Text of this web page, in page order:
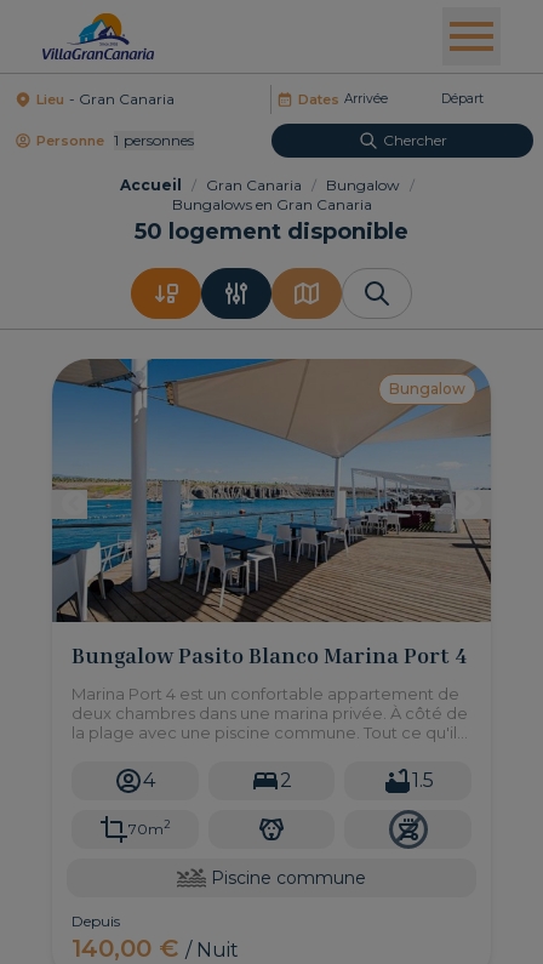
Lieu Dates
Personne 1 Personnes Chercher
Accueil / Gran Canaria / Bungalow /
Bungalows en Gran Canaria
50 logement disponible
Bungalow
Bungalow Pasito Blanco Marina Port 4
Marina Port 4 est un confortable appartement de
deux chambres dans une marina privée. À côté de
la plage avec une piscine commune. Tout ce qu'il
4 2 1.5
70m2
Piscine commune
Depuis
140,00 €/ Nuit